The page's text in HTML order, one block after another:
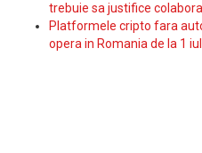
trebuie sa justifice
Platformele cripto fara
opera in Romania de la 1